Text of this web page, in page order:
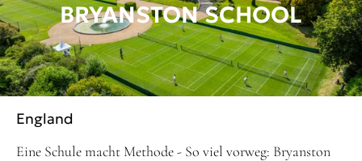
BRYANSTON SCHOOL
England
Eine Schule macht Methode - So viel vorweg: Bryanston